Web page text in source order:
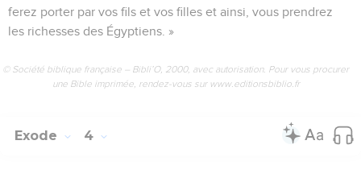
ferez porter par vos fils et vos filles et ainsi, vous prendrez
les richesses des Égyptiens. »
© Société biblique française – Bibli’O, 2000, avec autorisation. Pour vous procurer
une Bible imprimée, rendez-vous sur www.editionsbiblio.fr
Exode 4